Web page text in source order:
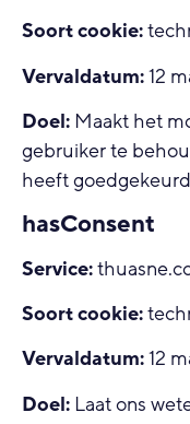
Soort cookie:
Vervaldatum:12
Doel: Maakt het
gebruiker te
heeft
hasConsent
Service:
Soort cookie:
Vervaldatum:12
Doel: Laat ons